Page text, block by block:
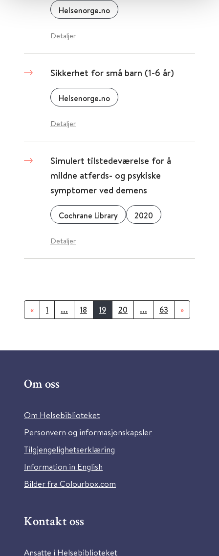
Helsenorge.no
Detaljer
Sikkerhet for små barn (1-6 år)
Helsenorge.no
Detaljer
Simulert tilstedeværelse for å
mildne atferds- og psykiske
symptomer ved demens
Cochrane Library 2020
Detaljer
« 1 ... 18 19 20 ... 63 »
Om oss
Om Helsebiblioteket
Personvern og informasjonskapsler
Tilgjengelighetserklæring
Information in English
Bilder fra Colourbox.com
Kontakt oss
Ansatte i Helsebiblioteket